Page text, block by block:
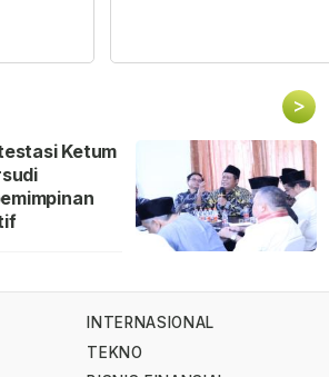
>
Ketum
INTERNASIONAL
TEKNO